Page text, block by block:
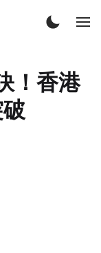
！香港